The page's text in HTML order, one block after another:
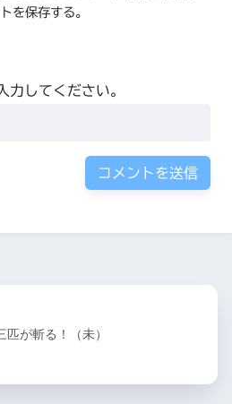
を保存する。
力してください。
が斬る！（未）